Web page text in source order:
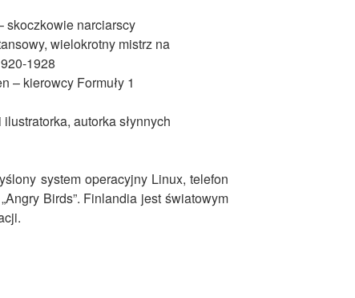
skoczkowie narciarscy
wielokrotny mistrz na
1928
– kierowcy Formuły 1
autorka słynnych
system operacyjny Linux, telefon
Birds”. Finlandia jest światowym